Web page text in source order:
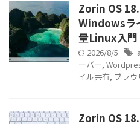
Zorin OS
Windowsラ
量Linux入門
2026/8/5
ーバー,
イル共有, ブラウ
Zorin OS